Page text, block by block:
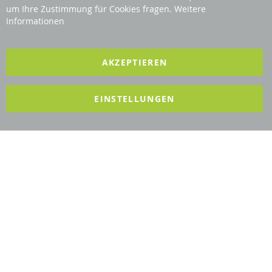
Revisage GmbH
um Ihre Zustimmung für Cookies fragen. Weitere
Informationen
AKZEPTIEREN
EINSTELLUNGEN